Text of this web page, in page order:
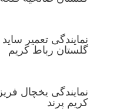
نمایندگی تعمیر
گلستان رباط کریم
نمایندگی یخچال
کریم پرند